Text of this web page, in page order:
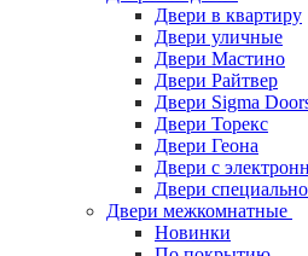
Двери в квартиру
Двери уличные
Двери Мастино
Двери Райтвер
Двери Sigma
Двери Торекс
Двери Геона
Двери с
Двери
Двери межкомнатные
Новинки